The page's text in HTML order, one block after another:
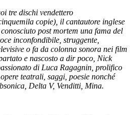
tre dischi vendettero
copie), il cantautore inglese
post mortem una fama del
inconfondibile, struggente,
o fa da colonna sonora nei film
e nascosto a dir poco, Nick
di Luca Ragagnin, prolifico
teatrali, saggi, poesie nonché
Delta V, Venditti, Mina.